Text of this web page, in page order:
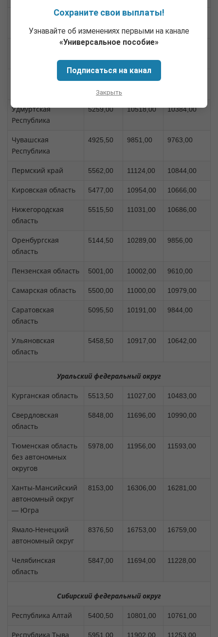
Республика Марий
5207,50 10415,00
Удмуртская
Республика
5259,00 10518,00 10384,00
Чувашская
Республика
4925,50 9851,00 9763,00
Пермский край 5562,00 11124,00 10844,00
Кировская область 5477,00 10954,00 10666,00
Нижегородская
область
5515,50 11031,00 10686,00
Оренбургская
область
5144,50 10289,00 9856,00
Пензенская область 5001,00 10002,00 9610,00
Самарская область 5500,00 11000,00 10979,00
Саратовская
область
5095,50 10191,00 9844,00
Ульяновская
область
5458,50 10917,00 10642,00
Уральский федеральный округ
Курганская область 5513,50 11027,00 10483,00
Свердловская
область
5848,00 11696,00 10990,00
Тюменская область
без автономных
округов
5978,00 11956,00 11593,00
Ханты-Мансийский
автономный округ
— Югра
8153,00 16306,00 16281,00
Ямало-Ненецкий
автономный округ
8376,50 16753,00 16759,00
Челябинская
область
5847,00 11694,00 11228,00
Сибирский федеральный округ
Республика Алтай 5400,50 10801,00 10761,00
Республика Тыва 5951,00 11902,00 11253,00
Сохраните свои выплаты!
Узнавайте об изменениях первыми на канале
«Универсальное пособие»
Подписаться на канал
Закрыть